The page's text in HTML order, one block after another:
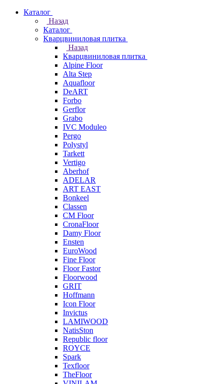
Каталог
Назад
Каталог
Кварцвиниловая плитка
Назад
Кварцвиниловая плитка
Alpine Floor
Alta Step
Aquafloor
DeART
Forbo
Gerflor
Grabo
IVC Moduleo
Pergo
Polystyl
Tarkett
Vertigo
Aberhof
ADELAR
ART EAST
Bonkeel
Classen
CM Floor
CronaFloor
Damy Floor
Ensten
EuroWood
Fine Floor
Floor Fastor
Floorwood
GRIT
Hoffmann
Icon Floor
Invictus
LAMIWOOD
NatisSton
Republic floor
ROYCE
Spark
Texfloor
TheFloor